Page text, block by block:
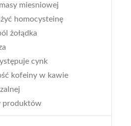
miesniowej
homocysteinę
żołądka
cynk
kofeiny w kawie
produktów